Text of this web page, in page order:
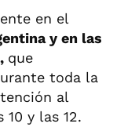
en el
y en las
que
toda la
al
y las 12.